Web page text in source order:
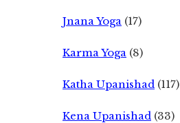
Jnana Yoga (17)
Karma Yoga (8)
Katha Upanishad (117)
Kena Upanishad (33)